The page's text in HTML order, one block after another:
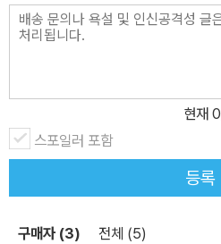
현재 0
스포일러 포함
등록
구매자 (3) 전체 (5)